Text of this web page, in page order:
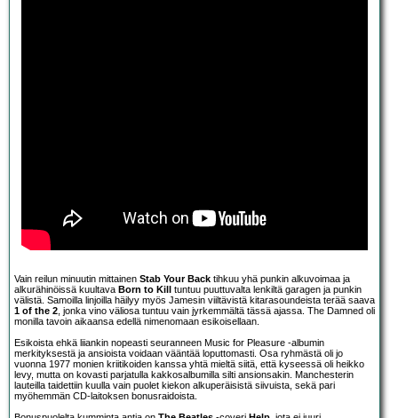
Vain reilun minuutin mittainen Stab Your Back tihkuu yhä punkin alkuvoimaa ja
alkurähinöissä kuultava Born to Kill
tuntuu puuttuvalta lenkiltä garagen ja punkin
välistä. Samoilla linjoilla häilyy myös Jamesin viiltävistä kitarasoundeista terää saava
1 of the 2, jonka vino väliosa tuntuu vain jyrkemmältä tässä ajassa. The Damned oli
monilla tavoin aikaansa edellä nimenomaan esikoisellaan.
Esikoista ehkä liiankin nopeasti seuranneen Music for Pleasure -albumin
merkityksestä ja ansioista voidaan vääntää loputtomasti. Osa ryhmästä oli jo
vuonna 1977 monien kriitikoiden kanssa yhtä mieltä siitä, että kyseessä oli heikko
levy, mutta on kovasti parjatulla kakkosalbumilla silti ansionsakin. Manchesterin
lauteilla taidettiin kuulla vain puolet kiekon alkuperäisistä siivuista, sekä pari
myöhemmän CD-laitoksen bonusraidoista.